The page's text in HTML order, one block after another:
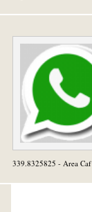
339.8325825 - Area Caf